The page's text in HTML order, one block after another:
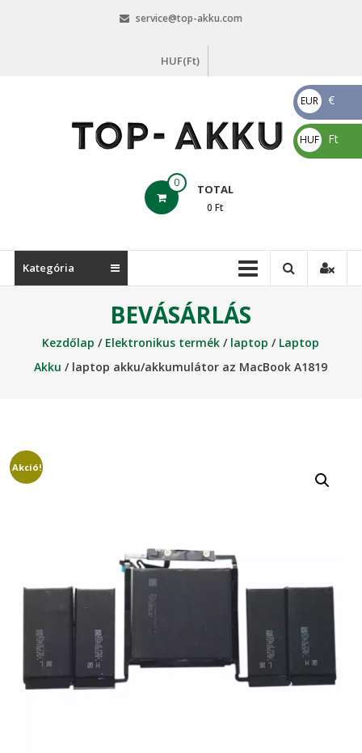
service@top-akku.com
HUF(Ft)
akku.com
0 TOTAL
0 Ft
Kategória
BEVÁSÁRLÁS
Kezdőlap / Elektronikus termék / laptop / Laptop
Akku / laptop akku/akkumulátor az MacBook A1819
Akció!
EUR
€
€
HUF
Ft
Ft